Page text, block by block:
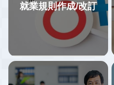
企業の特徴に合わせた業務フロ
ーの構築、年間業務カレンダー
にて作業スケジュールを管理。
給与計算業務をミスなくスムー
ズに行うため、業務フロー変更
をご提案いただいた場合、業務
就業規則作成/改訂